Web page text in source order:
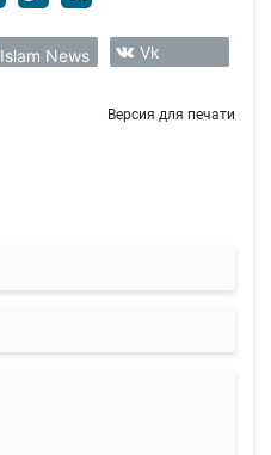
Islam News Vk
Версия для печати